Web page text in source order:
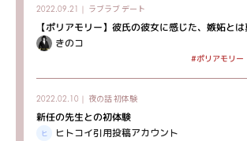
2022.09.21｜ ラブラブ デート
【ポリアモリー】彼氏の彼女に感じた、嫉妬と
きのコ
#ポリアモリー
2022.02.10｜ 夜の話初体験
新任の先生との初体験
ヒトコイ引用投稿アカウント